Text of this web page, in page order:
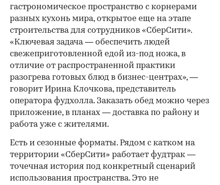
гастрономическое пространство с корнерами
разных кухонь мира, открытое еще на этапе
строительства для сотрудников «СберСити».
«Ключевая задача — обеспечить людей
свежеприготовленной едой из-под ножа, в
отличие от распространенной практики
разогрева готовых блюд в бизнес-центрах», —
говорит Ирина Клочкова, представитель
оператора фудхолла. Заказать обед можно через
приложение, в планах — доставка по району и
работа уже с жителями.
Есть и сезонные форматы. Рядом с катком на
территории «СберСити» работает фудтрак —
точечная история под конкретный сценарий
использования пространства. Это не